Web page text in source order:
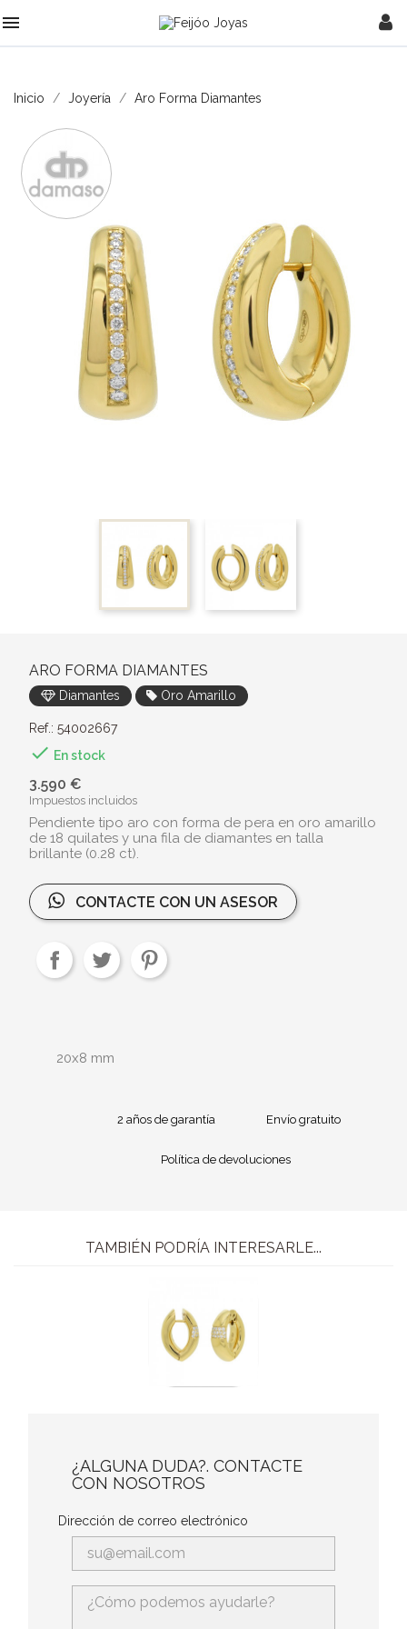

Inicio Joyería Aro Forma Diamantes
ARO FORMA DIAMANTES
Diamantes Oro Amarillo
Ref.: 54002667
 En stock
3.590 €
Impuestos incluidos
Pendiente tipo aro con forma de pera en oro amarillo
de 18 quilates y una fila de diamantes en talla
brillante (0.28 ct).
CONTACTE CON UN ASESOR
20x8 mm
2 años de garantía Envío gratuito
Política de devoluciones
TAMBIÉN PODRÍA INTERESARLE...
¿ALGUNA DUDA?. CONTACTE
CON NOSOTROS
Dirección de correo electrónico